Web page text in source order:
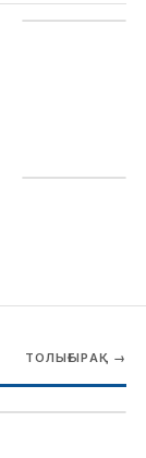
ТОЛЫҒЫРАҚ →